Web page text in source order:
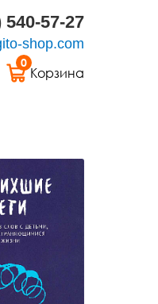
540-57-27
shop.com
0
Корзина